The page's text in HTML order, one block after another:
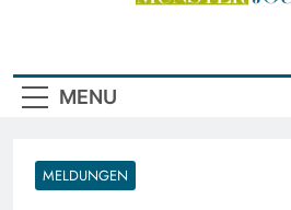
MENU
MELDUNGEN